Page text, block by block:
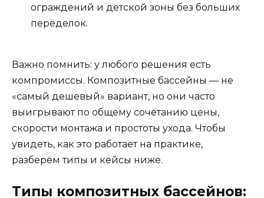
ограждений и детской зоны без больших
переделок.
Важно помнить: у любого решения есть
компромиссы. Композитные бассейны — не
«самый дешевый» вариант, но они часто
выигрывают по общему сочетанию цены,
скорости монтажа и простоты ухода. Чтобы
увидеть, как это работает на практике,
разберём типы и кейсы ниже.
Типы композитных бассейнов: